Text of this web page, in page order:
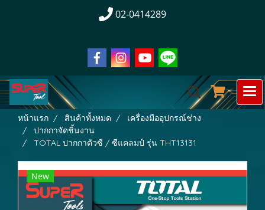
02-0414289
หน้าแรก สินค้าทั้งหมด
เครื่องมืออุปกรณ์ช่าง
ปากกาจัดชิ้นงาน
TOTAL ปากกาตัวซี / ซีแคลมป์ รุ่น THT13131
New